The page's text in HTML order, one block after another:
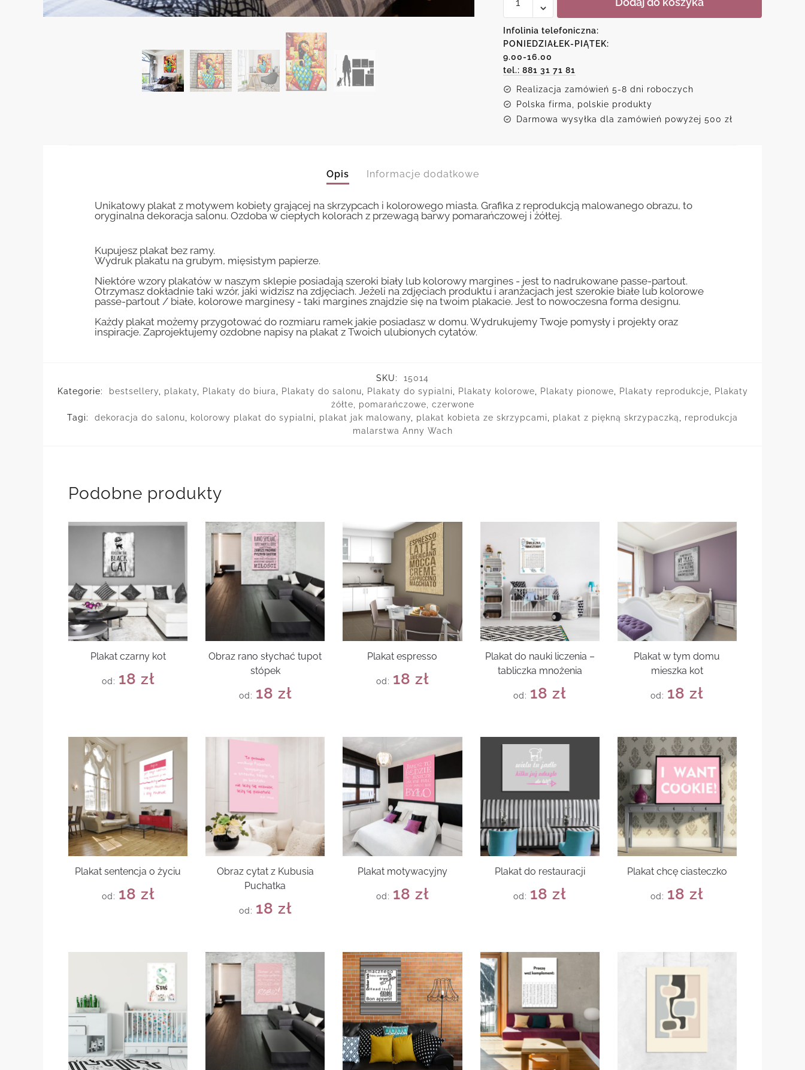
Plakat
kobieta
ze
skrzypcami
Infolinia telefoniczna:
PONIEDZIAŁEK-PIĄTEK:
9.00-16.00
tel.: 881 31 71 81
Realizacja zamówień 5-8 dni roboczych
Polska firma, polskie produkty
Darmowa wysyłka dla zamówień powyżej 500 zł
Opis Informacje dodatkowe
Unikatowy plakat z motywem kobiety grającej na skrzypcach i kolorowego miasta. Grafika z reprodukcją malowanego obrazu, to
oryginalna dekoracja salonu. Ozdoba w ciepłych kolorach z przewagą barwy pomarańczowej i żółtej.
Kupujesz plakat bez ramy.
Wydruk plakatu na grubym, mięsistym papierze.
Niektóre wzory plakatów w naszym sklepie posiadają szeroki biały lub kolorowy margines - jest to nadrukowane passe-partout.
Otrzymasz dokładnie taki wzór, jaki widzisz na zdjęciach. Jeżeli na zdjęciach produktu i aranżacjach jest szerokie białe lub kolorowe
passe-partout / białe, kolorowe marginesy - taki margines znajdzie się na twoim plakacie. Jest to nowoczesna forma designu.
Każdy plakat możemy przygotować do rozmiaru ramek jakie posiadasz w domu. Wydrukujemy Twoje pomysły i projekty oraz
inspiracje. Zaprojektujemy ozdobne napisy na plakat z Twoich ulubionych cytatów.
SKU:
15014
Kategorie:
bestsellery plakaty Plakaty do biura Plakaty do salonu Plakaty do sypialni Plakaty kolorowe Plakaty pionowe Plakaty reprodukcje
Plakaty
żółte, pomarańczowe, czerwone
Tagi:
dekoracja do salonu kolorowy plakat do sypialni plakat jak malowany plakat kobieta ze skrzypcami plakat z piękną skrzypaczką
reprodukcja
malarstwa Anny Wach
Podobne produkty
Plakat czarny kot
od: 18 zł
Obraz rano słychać tupot
stópek
od: 18 zł
Plakat espresso
od: 18 zł
Plakat do nauki liczenia –
tabliczka mnożenia
od: 18zł
Plakat w tym domu
mieszka kot
od: 18zł
Plakat sentencja o życiu
od: 18 zł
Obraz cytat z Kubusia
Puchatka
od: 18 zł
Plakat motywacyjny
od: 18 zł
Plakat do restauracji
od: 18zł
Plakat chcę ciasteczko
od: 18zł